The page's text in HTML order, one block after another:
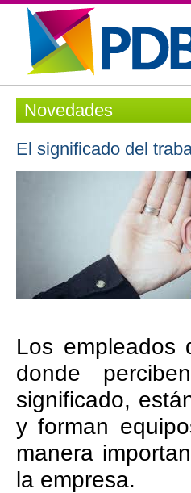
Novedades
El significado del
Los empleados
donde
significado,
y forman
manera
la empresa.